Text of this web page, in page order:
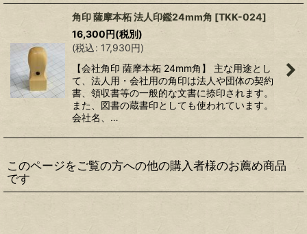
角印 薩摩本柘 法人印鑑24mm角 [TKK-024]
16,300円(税別)
(税込: 17,930円)
【会社角印 薩摩本柘 24mm角】 主な用途とし
て、法人用・会社用の角印は法人や団体の契約
書、領収書等の一般的な文書に捺印されます。
また、図書の蔵書印としても使われています。
会社名、…
このページをご覧の方への他の購入者様のお薦め商品
です